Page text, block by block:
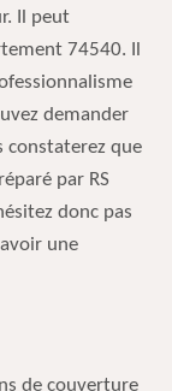
Il peut
74540. Il
demander
constaterez que
par RS
donc pas
une
de couverture